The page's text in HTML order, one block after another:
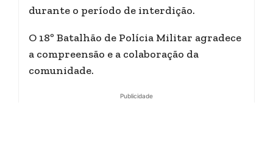
durante o período de interdição.
O 18º Batalhão de Polícia Militar agradece
a compreensão e a colaboração da
comunidade.
Publicidade